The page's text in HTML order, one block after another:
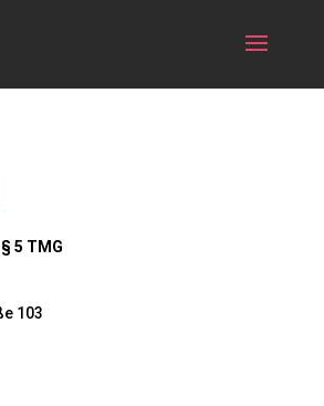
5 TMG
103